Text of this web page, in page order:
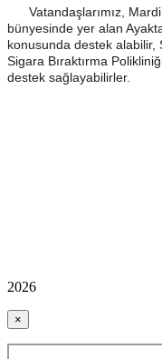
Vatandaşlarımız,
bünyesinde yer alan
konusunda destek alabilir,
Sigara Bıraktırma
destek sağlayabilirler.
2026
×